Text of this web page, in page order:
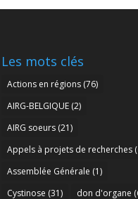
Les mots clés
Actions en régions(76)
AIRG-BELGIQUE(2)
AIRG soeurs(21)
Appels à projets de recherches
Assemblée Générale (1)
Cystinose (31) don d'organe